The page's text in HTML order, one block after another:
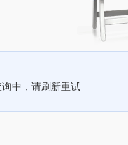
中，请刷新重试